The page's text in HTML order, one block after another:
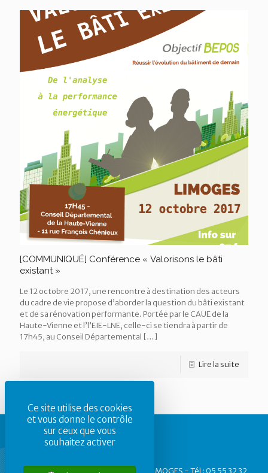
[COMMUNIQUÉ] Conférence « Valorisons le bâti
existant »
Le 12 octobre 2017, une rencontre à destination des acteurs
du cadre de vie propose d’aborder la question du bâti existant
et de sa rénovation performante. Portée par le CAUE de la
Haute-Vienne et l’l’EIE-LNE, celle-ci se tiendra à partir de
17h45, au Conseil Départemental […]
Lire la suite
Ce site utilise des cookies
et vous donne le contrôle
sur ceux que vous
souhaitez activer